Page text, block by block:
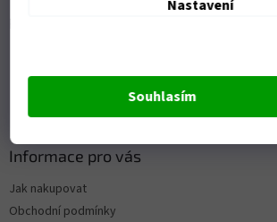
Nastavení
Souhlasím
Informace pro vás
Jak nakupovat
Obchodní podmínky